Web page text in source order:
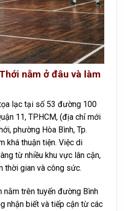
nằm ở đâu và làm
lạc tại số 53 đường 100
11, TP.HCM, (địa chỉ mới
phường Hòa Bình, Tp.
khá thuận tiện. Việc di
từ nhiều khu vực lân cận,
thời gian và công sức.
nằm trên tuyến đường Bình
nhận biết và tiếp cận từ các